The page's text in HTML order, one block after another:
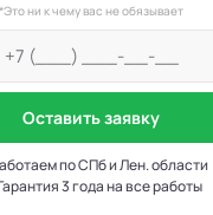
*Это ни к чему вас не обязывает
Оставить заявку
по СПб и Лен. области
3 года на все работы